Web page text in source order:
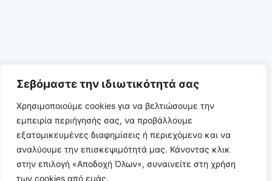
Σεβόμαστε την ιδιωτικότητά σας
Χρησιμοποιούμε cookies για να βελτιώσουμε την
εμπειρία περιήγησής σας, να προβάλλουμε
εξατομικευμένες διαφημίσεις ή περιεχόμενο και να
αναλύουμε την επισκεψιμότητά μας. Κάνοντας κλικ
στην επιλογή «Αποδοχή Όλων», συναινείτε στη χρήση
των cookies από εμάς.